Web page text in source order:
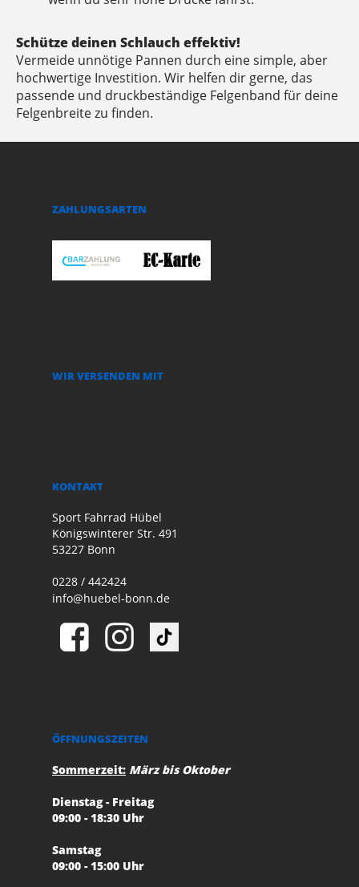
Schütze deinen Schlauch effektiv!
Vermeide unnötige Pannen durch eine simple, aber
hochwertige Investition. Wir helfen dir gerne, das
passende und druckbeständige Felgenband für deine
Felgenbreite zu finden.
ZAHLUNGSARTEN
WIR VERSENDEN MIT
KONTAKT
Sport Fahrrad Hübel
Königswinterer Str. 491
53227 Bonn
0228 / 442424
info@huebel-bonn.de
ÖFFNUNGSZEITEN
Sommerzeit: März bis Oktober
Dienstag - Freitag
09:00 - 18:30 Uhr
Samstag
09:00 - 15:00 Uhr